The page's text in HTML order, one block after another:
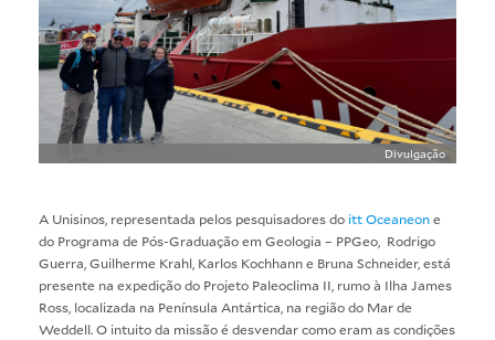
Divulgação
A Unisinos, representada pelos pesquisadores do itt Oceaneone
do Programa de Pós-Graduação em Geologia – PPGeo, Rodrigo
Guerra, Guilherme Krahl, Karlos Kochhann e Bruna Schneider, está
presente na expedição do Projeto Paleoclima II, rumo à Ilha James
Ross, localizada na Península Antártica, na região do Mar de
Weddell. O intuito da missão é desvendar como eram as condições